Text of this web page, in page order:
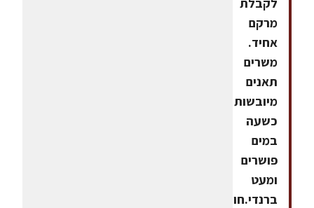
מרקם
אחיד.
משרים
תאנים
מיובשות
כשעה
במים
פושרים
ומעט
ברנדי.חורצים